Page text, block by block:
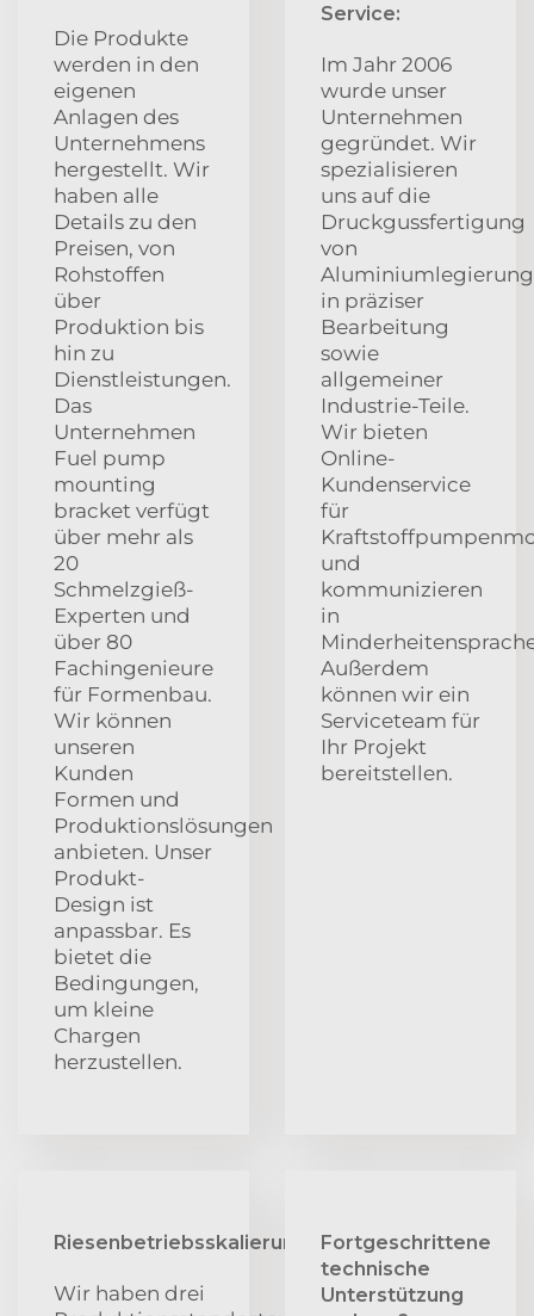
Die Produkte
werden in den
eigenen
Anlagen des
Unternehmens
hergestellt. Wir
haben alle
Details zu den
Preisen, von
Rohstoffen
über
Produktion bis
hin zu
Dienstleistungen.
Das
Unternehmen
Fuel pump
mounting
bracket verfügt
über mehr als
20
Schmelzgieß-
Experten und
über 80
Fachingenieure
für Formenbau.
Wir können
unseren
Kunden
Formen und
Produktionslösungen
anbieten. Unser
Produkt-
Design ist
anpassbar. Es
bietet die
Bedingungen,
um kleine
Chargen
herzustellen.
Service:
Im Jahr 2006
wurde unser
Unternehmen
gegründet. Wir
spezialisieren
uns auf die
Druckgussfertigung
von
in präziser
Bearbeitung
sowie
allgemeiner
Industrie-Teile.
Wir bieten
Online-
Kundenservice
für
und
kommunizieren
in
Außerdem
können wir ein
Serviceteam für
Ihr Projekt
bereitstellen.
Riesenbetriebsskalierung:
Wir haben drei
Fortgeschrittene
technische
Unterstützung